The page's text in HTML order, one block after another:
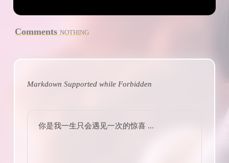
Comments NOTHING
Markdown Supported whileForbidden
你是我一生只会遇见一次的惊喜 ...